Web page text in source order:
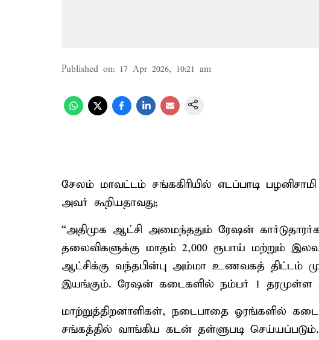
Published on: 17 Apr 2026, 10:21 am
சேலம் மாவட்டம் சங்ககிரியில் எடப்பாடி
அவர் கூறியதாவது;
“அதிமுக ஆட்சி அமைந்ததும் ரேஷன்
தலைவிகளுக்கு மாதம் 2,000 ரூபாய் மற்றும்
ஆட்சிக்கு வந்தபின்பு அம்மா உணவகத் திட்டம்
இயங்கும். ரேஷன் கடைகளில் நம்பர் 1 தரமுள்ள
மாற்றுத்திறனாளிகள், நடைபாதை ஓரங்களில் கடை
சங்கத்தில் வாங்கிய கடன் தள்ளுபடி செய்யப்படும்.